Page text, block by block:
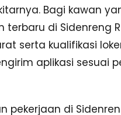
Bagi kawan
terbaru di Sidenreng
serta kualifikasi
aplikasi sesuai
pekerjaan di